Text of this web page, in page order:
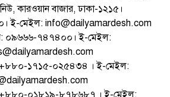
কারওয়ান বাজার, ঢাকা-১২১৫।
ই-মেইল: info@dailyamardesh.com
০৯৬৬৬-৭৪৭৪০০। ই-মেইল:
+৮৮০-১৭১৫-০২৫৪৩৪ । ই-মেইল: